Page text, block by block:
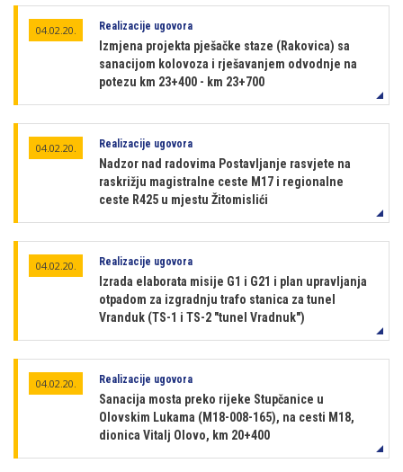
04.02.20. Realizacije ugovora
Izmjena projekta pješačke staze (Rakovica) sa
sanacijom kolovoza i rješavanjem odvodnje na
potezu km 23+400 - km 23+700
04.02.20. Realizacije ugovora
Nadzor nad radovima Postavljanje rasvjete na
raskrižju magistralne ceste M17 i regionalne
ceste R425 u mjestu Žitomislići
04.02.20. Realizacije ugovora
Izrada elaborata misije G1 i G21 i plan upravljanja
otpadom za izgradnju trafo stanica za tunel
Vranduk (TS-1 i TS-2 "tunel Vradnuk")
04.02.20. Realizacije ugovora
Sanacija mosta preko rijeke Stupčanice u
Olovskim Lukama (M18-008-165), na cesti M18,
dionica Vitalj Olovo, km 20+400